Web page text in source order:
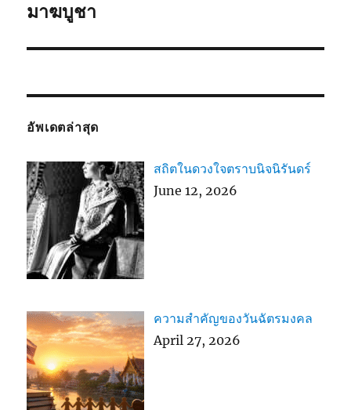
post:
มาฆบูชา
อัพเดตล่าสุด
สถิตในดวงใจตราบนิจนิรันดร์
June 12, 2026
ความสำคัญของวันฉัตรมงคล
April 27, 2026